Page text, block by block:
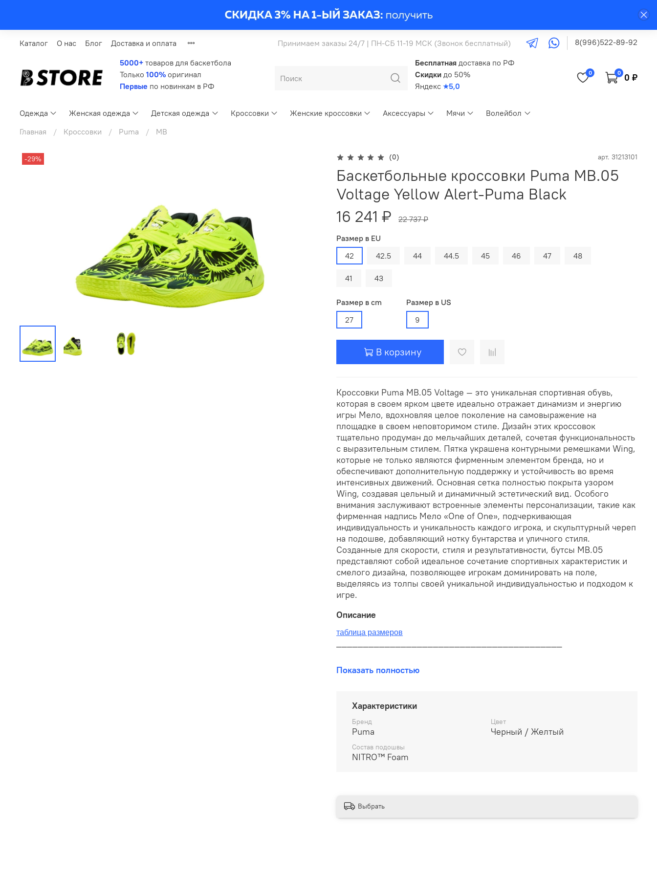
Каталог О нас Блог Доставка и оплата Принимаем заказы 24/7 | ПН-СБ 11-19 МСК (Звонок бесплатный) 8(996)522-89-92
5000+ товаров для баскетбола
Только 100% оригинал
Первые по новинкам в РФ
Бесплатная доставка по РФ
Скидки до 50%
Яндекс ★5,0
0 0 0 ₽
Одежда Женская одежда Детская одежда Кроссовки Женские кроссовки Аксессуары Мячи
Волейбол
Главная
Кроссовки Puma MB
-29% (0) арт. 31213101
Баскетбольные кроссовки Puma MB.05
Voltage Yellow Alert-Puma Black
16 241 ₽
22 737 ₽
Размер в EU
42
42.5 44 44.5 45 46 47 48
41 43
Размер в cm
27
Размер в US
9
В корзину
Кроссовки Puma MB.05 Voltage — это уникальная спортивная обувь,
которая в своем ярком цвете идеально отражает динамизм и энергию
игры Мело, вдохновляя целое поколение на самовыражение на
площадке в своем неповторимом стиле. Дизайн этих кроссовок
тщательно продуман до мельчайших деталей, сочетая функциональность
с выразительным стилем. Пятка украшена контурными ремешками Wing,
которые не только являются фирменным элементом бренда, но и
обеспечивают дополнительную поддержку и устойчивость во время
интенсивных движений. Основная сетка полностью покрыта узором
Wing, создавая цельный и динамичный эстетический вид. Особого
внимания заслуживают встроенные элементы персонализации, такие как
фирменная надпись Мело «One of One», подчеркивающая
индивидуальность и уникальность каждого игрока, и скульптурный череп
на подошве, добавляющий нотку бунтарства и уличного стиля.
Созданные для скорости, стиля и результативности, бутсы MB.05
представляют собой идеальное сочетание спортивных характеристик и
смелого дизайна, позволяющее игрокам доминировать на поле,
выделяясь из толпы своей уникальной индивидуальностью и подходом к
игре.
Описание
таблица размеров
__________________________________________
Бесплатная доставка:
По всей России от 10 до 14 дней
Почтой России 1 классом
Показать полностью
Характеристики
Бренд
Puma
Цвет
Черный / Желтый
Состав подошвы
NITRO™ Foam
Выбрать